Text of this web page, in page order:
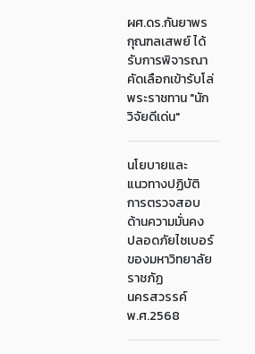
ผศ.ดร.กันยาพร
กุณฑลเสพย์ ได้
รับการพิจารณา
คัดเลือกเข้ารับโล่
พระราชทาน "นัก
วิจัยดีเด่น"
นโยบายและ
แนวทางปฏิบัติ
การตรวจสอบ
ด้านความมั่นคง
ปลอดภัยไซเบอร์
ของมหาวิทยาลัย
ราชภัฏ
นครสวรรค์
พ.ศ.2568